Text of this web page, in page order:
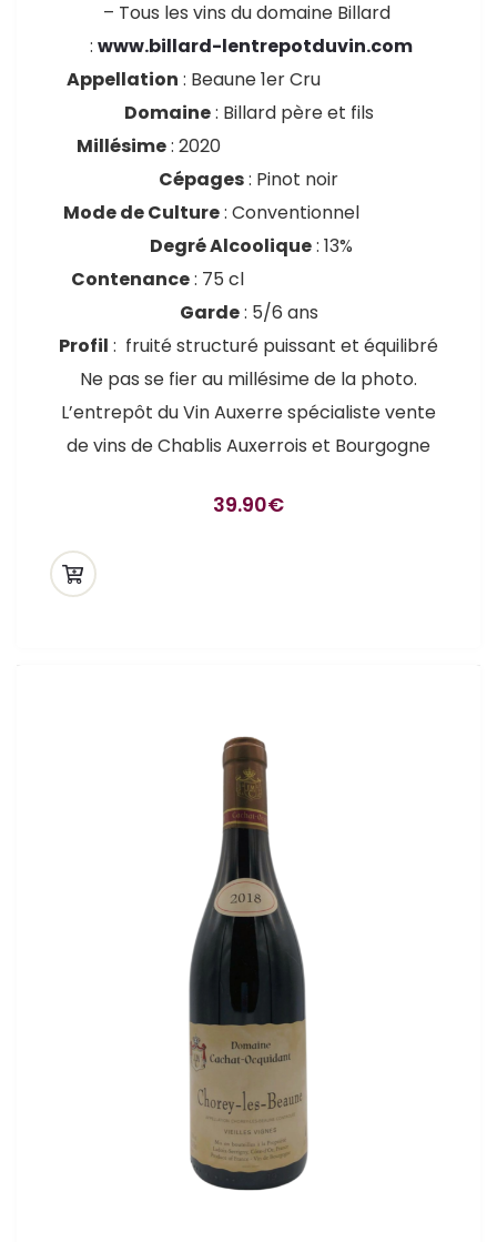
– Tous les vins du domaine Billard
: www.billard-lentrepotduvin.com
Appellation : Beaune 1er Cru
Domaine: Billard père et fils
Millésime: 2020
Cépages: Pinot noir
Mode de Culture: Conventionnel
Degré Alcoolique: 13%
Contenance: 75 cl
Garde: 5/6 ans
Profil : fruité structuré puissant et équilibré
Ne pas se fier au millésime de la photo.
L’entrepôt du Vin Auxerre spécialiste vente
de vins de Chablis Auxerrois et Bourgogne
39.90€